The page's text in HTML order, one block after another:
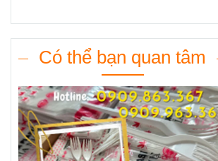
Có thể bạn quan tâm